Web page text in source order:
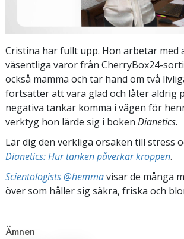
Cristina har fullt upp. Hon arbetar med
väsentliga varor från CherryBox24-
också mamma och tar hand om två
fortsätter att vara glad och låter aldrig
negativa tankar komma i vägen för
verktyg hon lärde sig i boken Dianetics.
Lär dig den verkliga orsaken till stress
Dianetics: Hur tanken påverkar kroppen.
Scientologists @hemmavisar de många
över som håller sig säkra, friska och
Ämnen